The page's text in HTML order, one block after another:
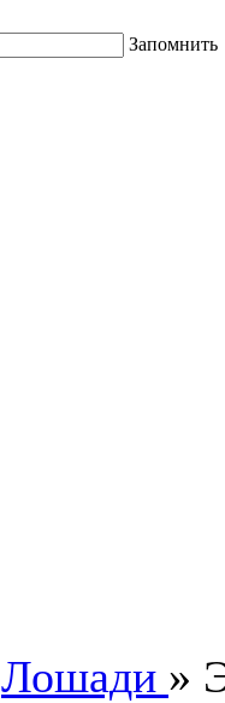
Запомнить
Лошади »